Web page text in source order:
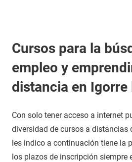
Cursos para la
empleo y
distancia en Igorre
Con solo tener acceso a internet
diversidad de cursos a distancias
les indico a continuación tiene la
los plazos de inscripción siempre